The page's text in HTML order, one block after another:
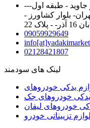
جاوید - طبقه اول---
بلوار کشاورز -
- پلاک 22
09059929649
02128421807
لینک های سودمند
یدکی خودروهای جک
خودروهای لیفان
لوازم تزییناتی خودرو